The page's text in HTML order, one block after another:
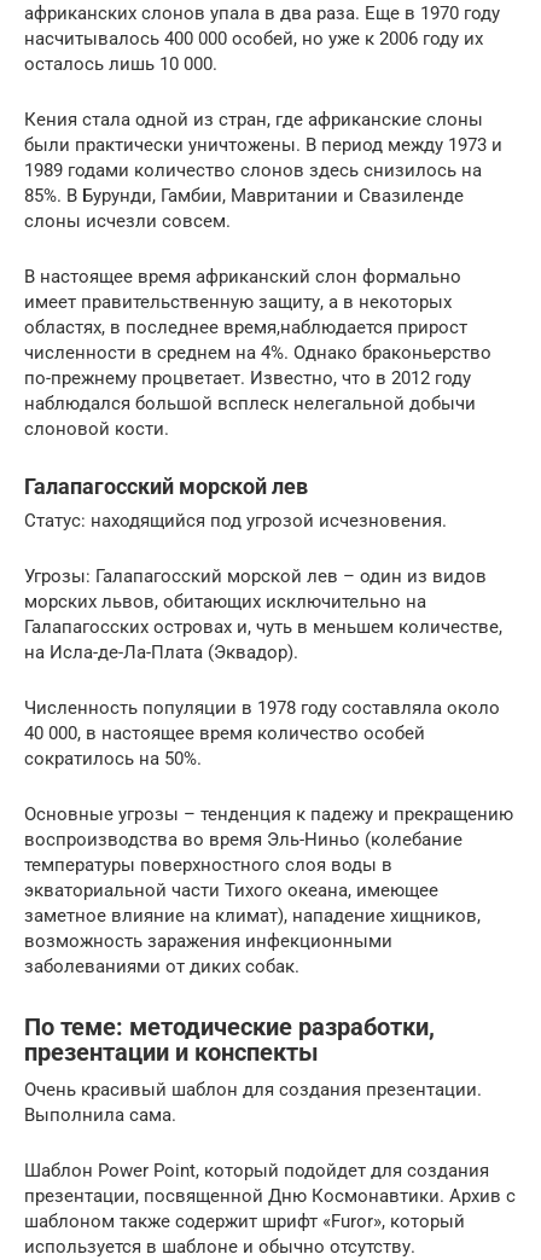
африканских слонов упала в два раза. Еще в 1970 году
насчитывалось 400 000 особей, но уже к 2006 году их
осталось лишь 10 000.
Кения стала одной из стран, где африканские слоны
были практически уничтожены. В период между 1973 и
1989 годами количество слонов здесь снизилось на
85%. В Бурунди, Гамбии, Мавритании и Свазиленде
слоны исчезли совсем.
В настоящее время африканский слон формально
имеет правительственную защиту, а в некоторых
областях, в последнее время,наблюдается прирост
численности в среднем на 4%. Однако браконьерство
по-прежнему процветает. Известно, что в 2012 году
наблюдался большой всплеск нелегальной добычи
слоновой кости.
Галапагосский морской лев
Статус: находящийся под угрозой исчезновения.
Угрозы: Галапагосский морской лев – один из видов
морских львов, обитающих исключительно на
Галапагосских островах и, чуть в меньшем количестве,
на Исла-де-Ла-Плата (Эквадор).
Численность популяции в 1978 году составляла около
40 000, в настоящее время количество особей
сократилось на 50%.
Основные угрозы – тенденция к падежу и прекращению
воспроизводства во время Эль-Ниньо (колебание
температуры поверхностного слоя воды в
экваториальной части Тихого океана, имеющее
заметное влияние на климат), нападение хищников,
возможность заражения инфекционными
заболеваниями от диких собак.
По теме: методические разработки,
презентации и конспекты
Очень красивый шаблон для создания презентации.
Выполнила сама.
Шаблон Power Point, который подойдет для создания
презентации, посвященной Дню Космонавтики. Архив с
шаблоном также содержит шрифт «Furor», который
используется в шаблоне и обычно отсутству.